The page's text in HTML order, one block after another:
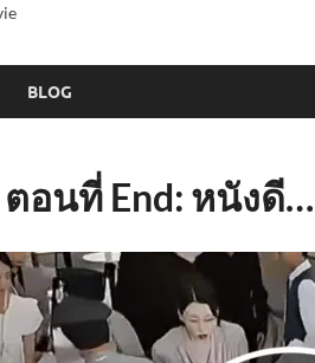
BLOG
อนที่ End: หนังดี